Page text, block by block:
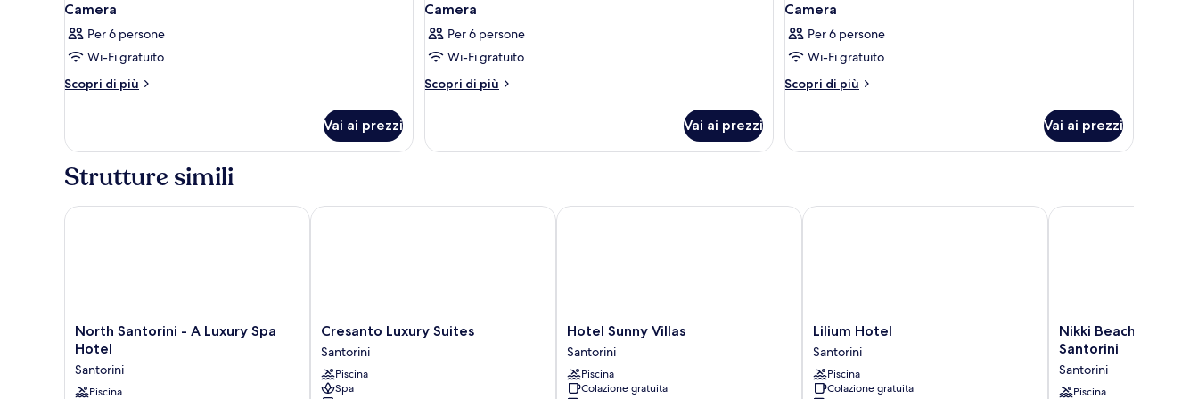
Camera
Per 6 persone
Wi-Fi gratuito
Scopri di più
Altri
Vai ai prezzi
Camera
Per 6 persone
Wi-Fi gratuito
Scopri di più
Altri
Vai ai prezzi
Camera
Per 6 persone
Wi-Fi gratuito
Scopri di più
Altri
Vai ai prezzi
Strutture simili
North
Santorini
A
Luxury
North Santorini - A Luxury Spa
Hotel
Santorini
Piscina
North Santorini - A Luxury Spa Hotel
Cresanto
Luxury
Suites
Santorini
Cresanto Luxury Suites
Santorini
Piscina
Spa
Cresanto Luxury Suites
Hotel
Sunny
Villas
Santorini
Hotel Sunny Villas
Santorini
Piscina
Colazione gratuita
Hotel Sunny Villas
Lilium
Hotel
Santorini
Lilium Hotel
Santorini
Piscina
Colazione gratuita
Lilium Hotel
Nikki
Beach
&
Spa
Nikki Beach Resort
Santorini
Santorini
Piscina
Nikki Beach Resort &